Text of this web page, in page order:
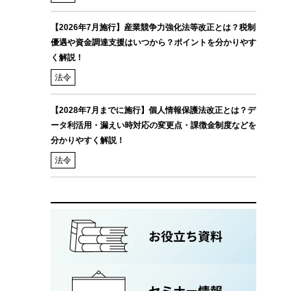
【2026年7月施行】産業競争力強化法等改正とは？税制
優遇や資金調達支援はいつから？ポイントを分かりやす
く解説！
法令
【2028年7月までに施行】個人情報保護法改正とは？デ
ータ利活用・漏えい時対応の変更点・課徴金制度などを
分かりやすく解説！
法令